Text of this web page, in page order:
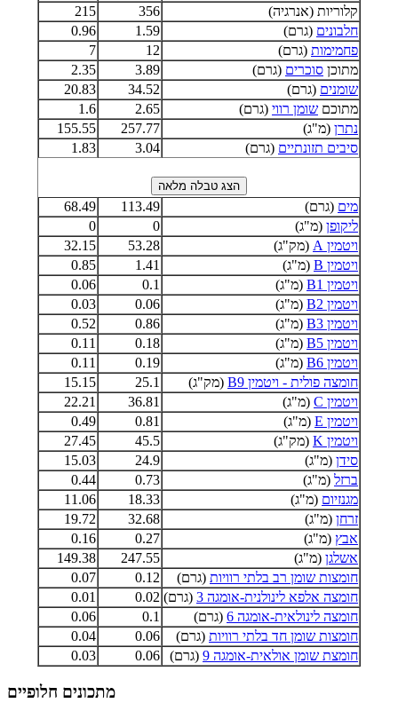
קלוריות (אנרגיה)
356
215
חלבונים (גרם) 1.59
0.96
פחמימות (גרם) 12
7
מתוכן סוכרים (גרם) 3.89
2.35
שומנים (גרם) 34.52
20.83
מתוכם שומן רווי (גרם) 2.65
1.6
נתרן (מ"ג) 257.77
155.55
סיבים תזונתיים (גרם) 3.04
1.83
מים (גרם) 113.49
68.49
ליקופן (מ"ג) 0
0
ויטמין A
(מק"ג) 53.28
32.15
ויטמין B
(מ"ג) 1.41
0.85
ויטמין B1
(מ"ג) 0.1
0.06
ויטמין B2
(מ"ג) 0.06
0.03
ויטמין B3
(מ"ג) 0.86
0.52
ויטמין B5
(מ"ג) 0.18
0.11
ויטמין B6
(מ"ג) 0.19
0.11
חומצה פולית - ויטמין B9
(מק"ג) 25.1
15.15
ויטמין C
(מ"ג) 36.81
22.21
ויטמין E
(מ"ג) 0.81
0.49
ויטמין K
(מק"ג) 45.5
27.45
סידן (מ"ג) 24.9
15.03
ברזל (מ"ג) 0.73
0.44
מגנזיום (מ"ג) 18.33
11.06
זרחן (מ"ג) 32.68
19.72
אבץ (מ"ג) 0.27
0.16
אשלגן (מ"ג) 247.55
149.38
חומצות שומן רב בלתי רוויות (גרם) 0.12
0.07
חומצה אלפא לינולנית-אומגה 3
(גרם) 0.02
0.01
חומצה לינולאית-אומגה 6
(גרם) 0.1
0.06
חומצות שומן חד בלתי רוויות (גרם) 0.06
0.04
חומצת שומן אולאית-אומגה 9
(גרם) 0.06
0.03
מתכונים חלופיים